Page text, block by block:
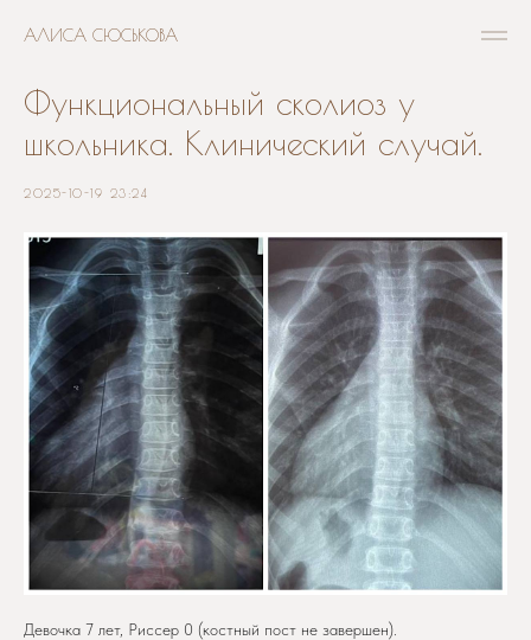
АЛИСА СЮСЬКОВА
Функциональный сколиоз у
школьника. Клинический случай.
2025-10-19 23:24
Девочка 7 лет, Риссер 0 (костный пост не завершен).